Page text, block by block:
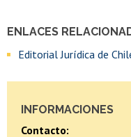
ENLACES
Editorial Jurídica de
INFORMACIONES
Contacto: